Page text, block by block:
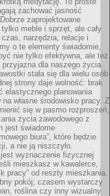
zachować jasność
zaprojektowane
meble i sprzęt, ale cały
narzędzia, relacje i
o te elementy świadomie,
nie tylko efektywna, ale też
przyjazna dla naszego życia.
stała się dla wielu osób
strony daje wolność: brak
elastycznego planowania
własne środowisko pracy. Z
się w pasmo rozproszeń,
życia zawodowego z
jest świadome
biura”, które będzie
a nie ją niszczyło.
wyznaczenie fizycznej
mieszkasz w kawalerce,
pracy” od reszty mieszkania.
pokój; czasem wystarczy
roślina czy inny wizualny